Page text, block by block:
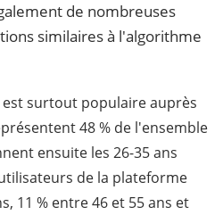
de nombreuses
similaires à l'algorithme
est surtout populaire auprès
48 % de l'ensemble
ensuite les 26-35 ans
de la plateforme
11 % entre 46 et 55 ans et